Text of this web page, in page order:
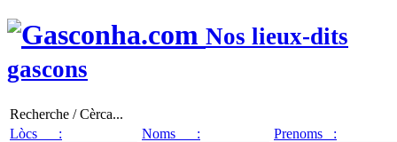
Nos lieux-dits
gascons
Recherche / Cèrca...
Lòcs :
Noms : Prenoms :